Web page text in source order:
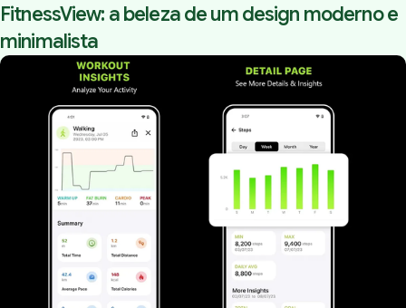
FitnessView: a beleza de um design moderno e
minimalista